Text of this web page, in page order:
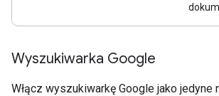
Wyszukiwarka Google
Włącz wyszukiwarkę Google jako jedyne